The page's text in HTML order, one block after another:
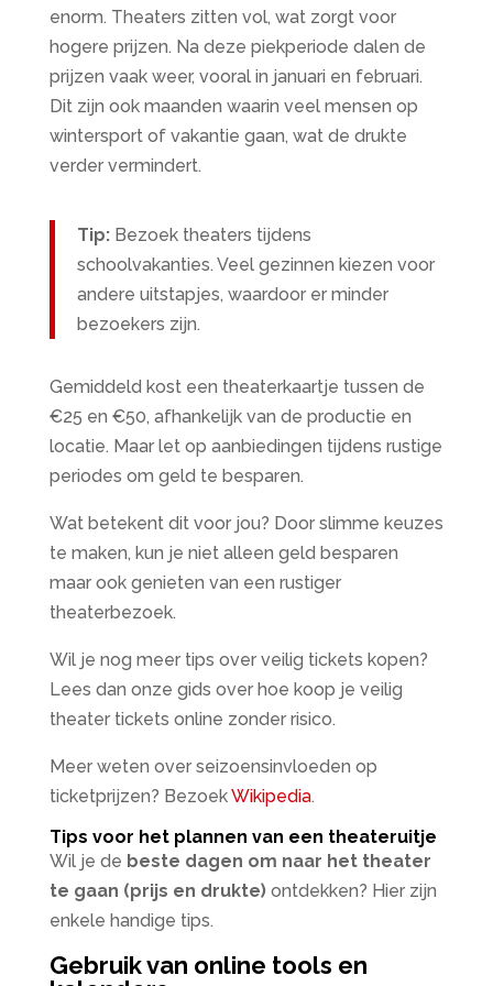
enorm. Theaters zitten vol, wat zorgt voor
hogere prijzen. Na deze piekperiode dalen de
prijzen vaak weer, vooral in januari en februari.
Dit zijn ook maanden waarin veel mensen op
wintersport of vakantie gaan, wat de drukte
verder vermindert.
Tip:Bezoek theaters tijdens
schoolvakanties. Veel gezinnen kiezen voor
andere uitstapjes, waardoor er minder
bezoekers zijn.
Gemiddeld kost een theaterkaartje tussen de
€25 en €50, afhankelijk van de productie en
locatie. Maar let op aanbiedingen tijdens rustige
periodes om geld te besparen.
Wat betekent dit voor jou? Door slimme keuzes
te maken, kun je niet alleen geld besparen
maar ook genieten van een rustiger
theaterbezoek.
Wil je nog meer tips over veilig tickets kopen?
Lees dan onze gids over hoe koop je veilig
theater tickets online zonder risico.
Meer weten over seizoensinvloeden op
ticketprijzen? BezoekWikipedia.
Tips voor het plannen van een theateruitje
Wil je de beste dagen om naar het theater
te gaan (prijs en drukte)ontdekken? Hier zijn
enkele handige tips.
Gebruik van online tools en